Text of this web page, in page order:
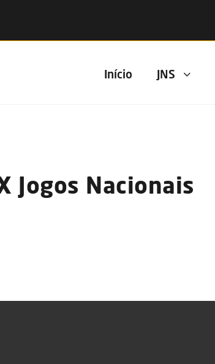
Início JNS
Jogos Nacionais